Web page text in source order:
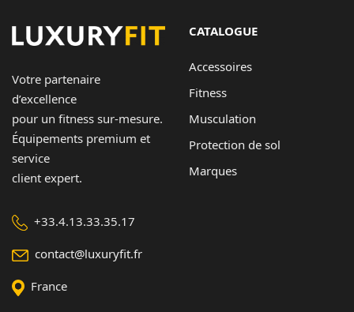
Votre partenaire
d’excellence
pour un fitness sur-mesure.
Équipements premium et
service
client expert.
+33.4.13.33.35.17
contact@luxuryfit.fr
France
CATALOGUE
Accessoires
Fitness
Musculation
Protection de sol
Marques